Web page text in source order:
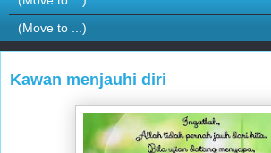
Kawan menjauhi diri